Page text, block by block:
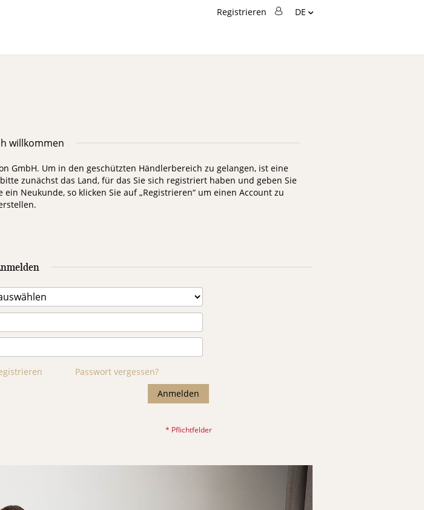
Sprache
DE
Registrieren Ändern
willkommen
GmbH. Um in den geschützten Händlerbereich zu gelangen, ist eine
zunächst das Land, für das Sie sich registriert haben und geben Sie
Neukunde, so klicken Sie auf „Registrieren“ um einen Account zu
Passwort vergessen?
Anmelden